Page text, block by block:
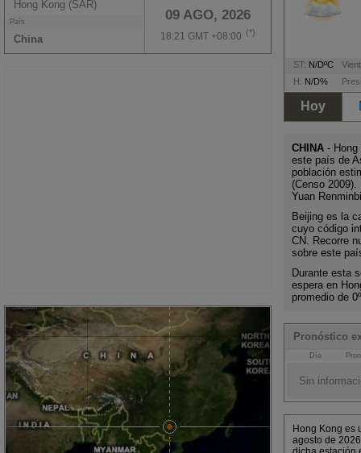
09 AGO, 2026
18:21 GMT +08:00 (*)
Hong Kong (SAR)
País
China
ST: N/DºC
H: N/D%
Hoy
CHINA -
este país de
población
(Censo
Yuan
Beijing es la
cuyo código
CN. Recorre
sobre este
Durante esta
espera en
promedio de
Pronóstico
Día
Sin
Hong Kong es
agosto de